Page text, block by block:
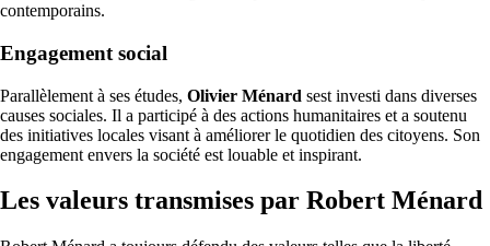
contemporains.
Engagement social
Parallèlement à ses études, Olivier Ménard sest investi dans diverses
causes sociales. Il a participé à des actions humanitaires et a soutenu
des initiatives locales visant à améliorer le quotidien des citoyens. Son
engagement envers la société est louable et inspirant.
Les valeurs transmises par Robert Ménard